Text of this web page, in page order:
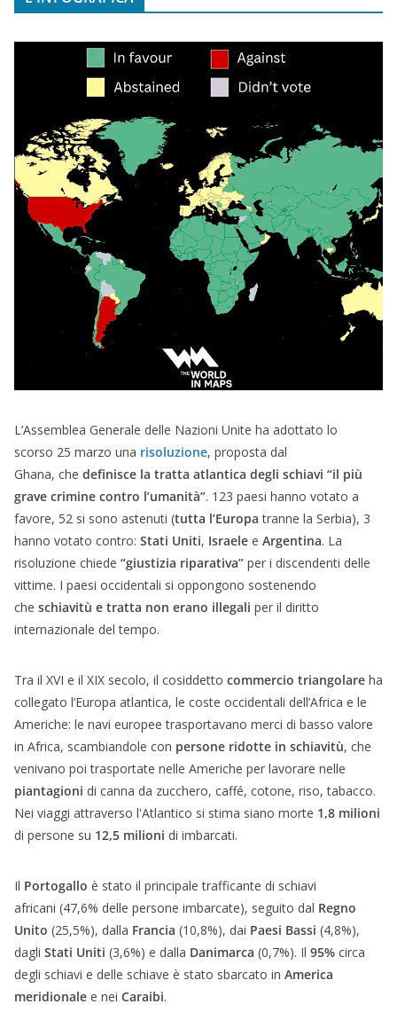
L’Assemblea Generale delle Nazioni Unite ha adottato lo
scorso 25 marzo una risoluzione, proposta dal
Ghana, che definisce la tratta atlantica degli schiavi “il più
grave crimine contro l’umanità”. 123 paesi hanno votato a
favore, 52 si sono astenuti (tutta l’Europa tranne la Serbia), 3
hanno votato contro: Stati Uniti, Israele e Argentina. La
risoluzione chiede “giustizia riparativa” per i discendenti delle
vittime. I paesi occidentali si oppongono sostenendo
che schiavitù e tratta non erano illegali per il diritto
internazionale del tempo.
Tra il XVI e il XIX secolo, il cosiddetto commercio triangolare ha
collegato l’Europa atlantica, le coste occidentali dell’Africa e le
Americhe: le navi europee trasportavano merci di basso valore
in Africa, scambiandole con persone ridotte in schiavitù, che
venivano poi trasportate nelle Americhe per lavorare nelle
piantagioni di canna da zucchero, caffé, cotone, riso, tabacco.
Nei viaggi attraverso l'Atlantico si stima siano morte 1,8 milioni
di persone su 12,5 milioni di imbarcati.
Il Portogallo è stato il principale trafficante di schiavi
africani (47,6% delle persone imbarcate), seguito dal Regno
Unito (25,5%), dalla Francia (10,8%), dai Paesi Bassi (4,8%),
dagli Stati Uniti (3,6%) e dalla Danimarca (0,7%). Il 95% circa
degli schiavi e delle schiave è stato sbarcato in America
meridionale e nei Caraibi.